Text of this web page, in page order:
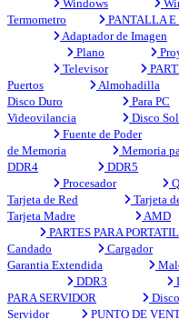
Windows
Termometro
PANTALLA
Adaptador de Imagen
Plano
Televisor
Puertos
Almohadilla
Disco Duro
Para PC
Videovilancia
Disco
Fuente de Poder
de Memoria
Memoria
DDR4
DDR5
Procesador
Tarjeta de Red
Tarjeta
Tarjeta Madre
AMD
PARTES PARA PORTATIL
Candado
Cargador
Garantia Extendida
DDR3
PARA SERVIDOR
Servidor
PUNTO DE